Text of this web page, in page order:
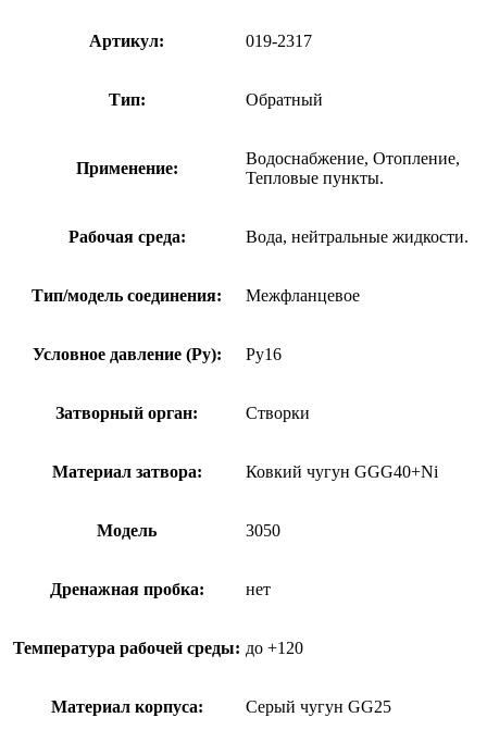
Артикул: 019-2317
Тип: Обратный
Применение:
Водоснабжение, Отопление,
Тепловые пункты.
Рабочая среда: Вода, нейтральные жидкости.
Тип/модель соединения: Межфланцевое
Условное давление (Ру): Ру16
Затворный орган: Створки
Материал затвора: Ковкий чугун GGG40+Ni
Модель 3050
Дренажная пробка: нет
Температура рабочей среды: до +120
Материал корпуса: Серый чугун GG25